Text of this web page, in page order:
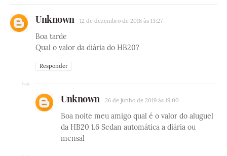
Unknown 12 de dezembro de 2018 às 13:27
Boa tarde
Qual o valor da diária do HB20?
Responder
Unknown 26 de junho de 2019 às 19:00
Boa noite meu amigo qual é o valor do aluguel
da HB20 1.6 Sedan automática a diária ou
mensal